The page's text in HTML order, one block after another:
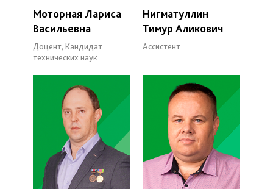
Моторная Лариса
Васильевна
Доцент, Кандидат
технических наук
Нигматуллин
Тимур Аликович
Ассистент